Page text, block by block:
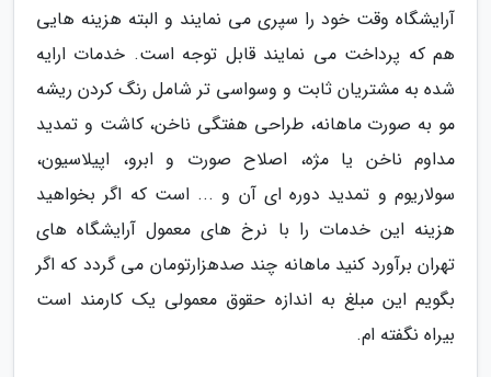
آرایشگاه وقت خود را سپری می نمایند و البته هزینه هایی
هم که پرداخت می نمایند قابل توجه است. خدمات ارایه
شده به مشتریان ثابت و وسواسی تر شامل رنگ کردن ریشه
مو به صورت ماهانه، طراحی هفتگی ناخن، کاشت و تمدید
مداوم ناخن یا مژه، اصلاح صورت و ابرو، اپیلاسیون،
سولاریوم و تمدید دوره ای آن و ... است که اگر بخواهید
هزینه این خدمات را با نرخ های معمول آرایشگاه های
تهران برآورد کنید ماهانه چند صدهزارتومان می گردد که اگر
بگویم این مبلغ به اندازه حقوق معمولی یک کارمند است
بیراه نگفته ام.